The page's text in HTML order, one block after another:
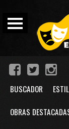
BUSCADOR
OBRAS